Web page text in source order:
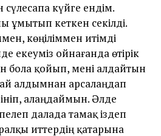
сүлесапа күйге ендім.
ұмытып кеткен секілді.
көңіліммен итімді
екеуміз ойнағанда өтірік
бола қойып, мені алдайтын
алдымнан арсалаңдап
алаңдаймын. Әлде
далада тамақ іздеп
иттердің қатарына